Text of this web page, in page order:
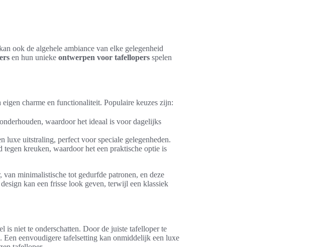
ook de algehele ambiance van elke gelegenheid
en hun unieke ontwerpen voor tafellopers spelen
charme en functionaliteit. Populaire keuzes zijn:
waardoor het ideaal is voor dagelijks
luxe uitstraling, perfect voor speciale gelegenheden.
kreuken, waardoor het een praktische optie is
van minimalistische tot gedurfde patronen, en deze
kan een frisse look geven, terwijl een klassiek
is niet te onderschatten. Door de juiste tafelloper te
Een eenvoudigere tafelsetting kan onmiddelijk een luxe